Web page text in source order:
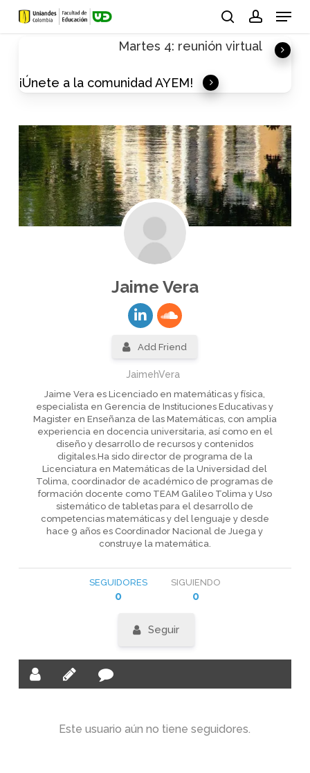
Skip
Menu
Martes 4: reunión virtual
¡Únete a la comunidad AYEM!
Jaime Vera
Add Friend
JaimehVera
Jaime Vera es Licenciado en matemáticas y física,
especialista en Gerencia de Instituciones Educativas y
Magister en Enseñanza de las Matemáticas, con amplia
experiencia en docencia universitaria, así como en el
diseño y desarrollo de recursos y contenidos
digitales.Ha sido director de programa de la
Licenciatura en Matemáticas de la Universidad del
Tolima, coordinador de académico de programas de
formación docente como TEAM Galileo Tolima y Uso
sistemático de tabletas para el desarrollo de
competencias matemáticas y del lenguaje y desde
hace 9 años es Coordinador Nacional de Juega y
construye la matemática.
SEGUIDORES
0
SIGUIENDO
0
Seguir
Este usuario aún no tiene seguidores.